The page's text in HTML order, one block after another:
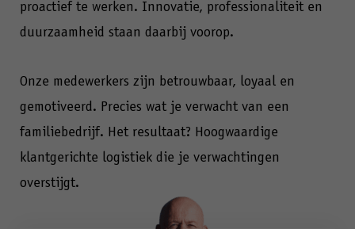
proactief te werken. Innovatie, professionaliteit en
duurzaamheid staan daarbij voorop.
Onze medewerkers zijn betrouwbaar, loyaal en
gemotiveerd. Precies wat je verwacht van een
familiebedrijf. Het resultaat? Hoogwaardige
klantgerichte logistiek die je verwachtingen
overstijgt.